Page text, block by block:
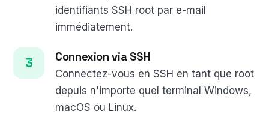
identifiants SSH root par e-mail
immédiatement.
Connexion via SSH
Connectez-vous en SSH en tant que root
depuis n'importe quel terminal Windows,
macOS ou Linux.